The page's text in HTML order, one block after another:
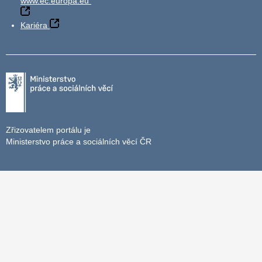
Kariéra
Zřizovatelem portálu je
Ministerstvo práce a sociálních věcí ČR